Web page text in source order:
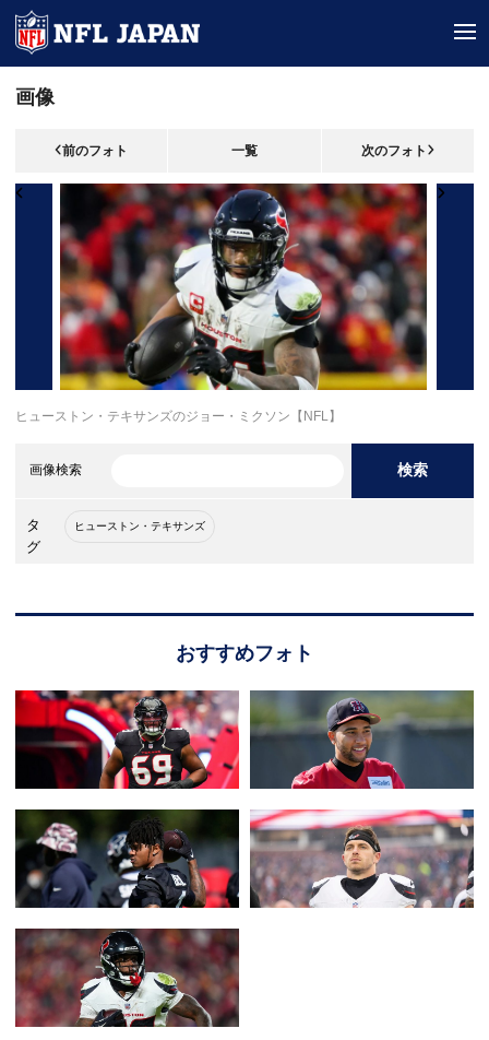
画像
前のフォト 一覧 次のフォト
ヒューストン・テキサンズのジョー・ミクソン【NFL】
画像検索 検索
タ
グ
ヒューストン・テキサンズ
おすすめフォト